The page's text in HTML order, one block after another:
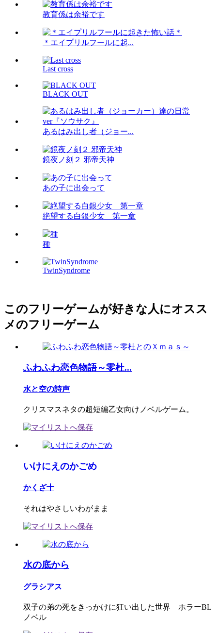
教育係は余裕です
＊エイプリルフールに起...
Last cross
BLACK OUT
あるはみ出し者（ジョー...
鏡夜ノ刻２ 邪帝天神
あの子に出会って
絶望する白銀少女 第一章
種
TwinSyndrome
このフリーゲームが好きな人にオスス
メのフリーゲーム
ふわふわ恋色物語～零杜...
水と空の詩声
クリスマスネタの超短編乙女向けノベルゲーム。
いけにえのかごめ
かくざ十
それはやさしいわがまま
水の底から
グラシアス
双子の弟の死をきっかけに狂い出した世界 ホラーBL
ノベル